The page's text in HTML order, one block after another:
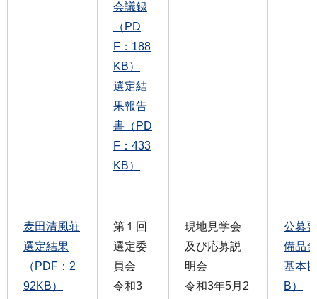
会議録
（PD
F：188
KB）
選定結
果報告
書（PD
F：433
KB）
麦田清風荘
選定結果
（PDF：2
92KB）
第１回
選定委
員会
令和3
現地見学会
及び応募説
明会
令和3年5月2
公募
備品
基本
B）